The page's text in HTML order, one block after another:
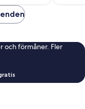
och förmåner. Fler